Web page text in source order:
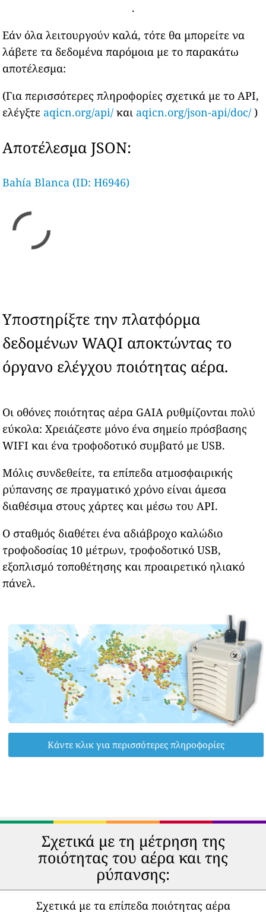
.
Εάν όλα λειτουργούν καλά, τότε θα μπορείτε να
λάβετε τα δεδομένα παρόμοια με το παρακάτω
αποτέλεσμα:
(Για περισσότερες πληροφορίες σχετικά με το API,
ελέγξτε aqicn.org/api/ και aqicn.org/json-api/doc/ )
Αποτέλεσμα JSON:
Bahía Blanca (ID: H6946)
Υποστηρίξτε την πλατφόρμα
δεδομένων WAQI αποκτώντας το
όργανο ελέγχου ποιότητας αέρα.
Οι οθόνες ποιότητας αέρα GAIA ρυθμίζονται πολύ
εύκολα: Χρειάζεστε μόνο ένα σημείο πρόσβασης
WIFI και ένα τροφοδοτικό συμβατό με USB.
Μόλις συνδεθείτε, τα επίπεδα ατμοσφαιρικής
ρύπανσης σε πραγματικό χρόνο είναι άμεσα
διαθέσιμα στους χάρτες και μέσω του API.
Ο σταθμός διαθέτει ένα αδιάβροχο καλώδιο
τροφοδοσίας 10 μέτρων, τροφοδοτικό USB,
εξοπλισμό τοποθέτησης και προαιρετικό ηλιακό
πάνελ.
Κάντε κλικ για περισσότερες πληροφορίες
Σχετικά με τη μέτρηση της
ποιότητας του αέρα και της
ρύπανσης:
Σχετικά με τα επίπεδα ποιότητας αέρα